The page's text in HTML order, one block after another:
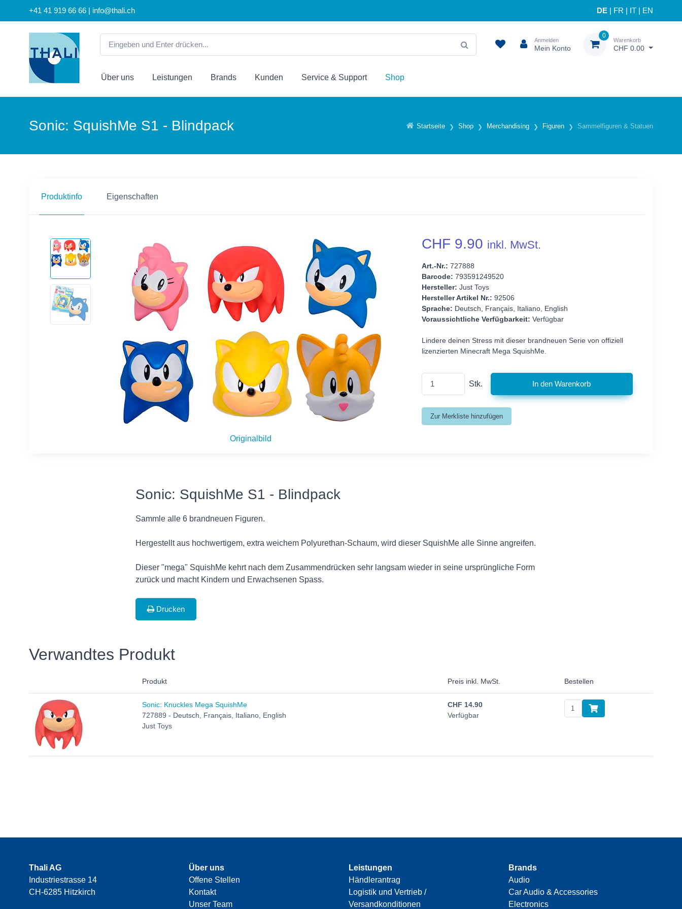
+41 41 919 66 66 | info@thali.ch DE FR IT EN
Anmelden
Mein Konto
0
Warenkorb
CHF 0.00
Über uns Leistungen Brands Kunden Service & Support Shop
Startseite Shop Merchandising Figuren Sammelfiguren & Statuen
Sonic: SquishMe S1 - Blindpack
Produktinfo Eigenschaften
Originalbild
CHF 9.90 inkl. MwSt.
Art.-Nr.: 727888
Barcode: 793591249520
Hersteller: Just Toys
Hersteller Artikel Nr.: 92506
Sprache: Deutsch, Français, Italiano, English
Voraussichtliche Verfügbarkeit: Verfügbar
Lindere deinen Stress mit dieser brandneuen Serie von offiziell
lizenzierten Minecraft Mega SquishMe.
Stk.
Sonic: SquishMe S1 - Blindpack
Sammle alle 6 brandneuen Figuren.
Hergestellt aus hochwertigem, extra weichem Polyurethan-Schaum, wird dieser SquishMe alle Sinne angreifen.
Dieser "mega" SquishMe kehrt nach dem Zusammendrücken sehr langsam wieder in seine ursprüngliche Form
zurück und macht Kindern und Erwachsenen Spass.
Drucken
Verwandtes Produkt
Produkt Preis inkl. MwSt. Bestellen
Sonic: Knuckles Mega SquishMe
727889 - Deutsch, Français, Italiano, English
Just Toys
CHF 14.90
Verfügbar
Thali AG
Industriestrasse 14
CH-6285 Hitzkirch
Über uns
Offene Stellen
Kontakt
Unser Team
Leistungen
Händlerantrag
Logistik und Vertrieb /
Versandkonditionen
Brands
Audio
Car Audio & Accessories
Electronics